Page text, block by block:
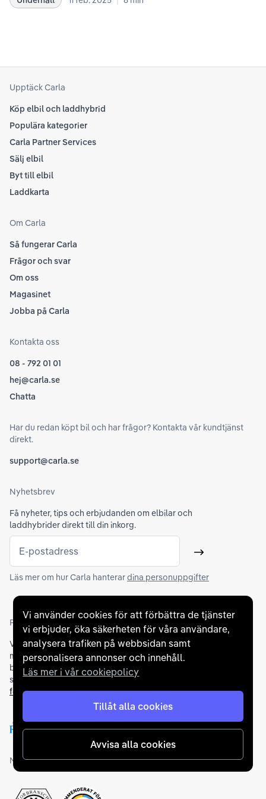
Vi använder cookies för att förbättra de tjänster
vi erbjuder, öka säkerheten för våra användare,
analysera trafiken på webbsidan samt
personalisera annonser och innehåll.
Läs mer i vår cookiepolicy
Tillåt alla cookies
Avvisa alla cookies
att
Upptäck Carla
Köp elbil och laddhybrid
Populära kategorier
Carla Partner Services
Sälj elbil
Byt till elbil
Laddkarta
Om Carla
Så fungerar Carla
Frågor och svar
Om oss
Magasinet
Jobba på Carla
Kontakta oss
08 - 792 01 01
hej@carla.se
Chatta
Har du redan köpt bil och har frågor? Kontakta vår kundtjänst
direkt.
support@carla.se
Nyhetsbrev
Få nyheter, tips och erbjudanden om elbilar och
laddhybrider direkt till din inkorg.
E-postadress Skicka
Läs mer om hur Carla hanterardina personuppgifter
Partners och betallösningar
Vi samarbetar medflertalet banker för att erbjuda dig bästa
möjliga finansieringslösning och stödjer en rad olika
betalningsmetoder. För att du ska känna dig trygg vid ditt köp
samarbetar vi med Folksam och AutoConcept gällande
försäkringar och garantier.
Medlemskap och utmärkelser